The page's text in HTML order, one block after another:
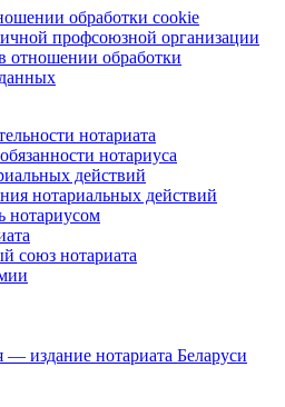
обработки cookie
профсоюзной организации
отношении обработки
нотариата
нотариуса
действий
нотариальных действий
нотариусом
союз нотариата
— издание нотариата Беларуси